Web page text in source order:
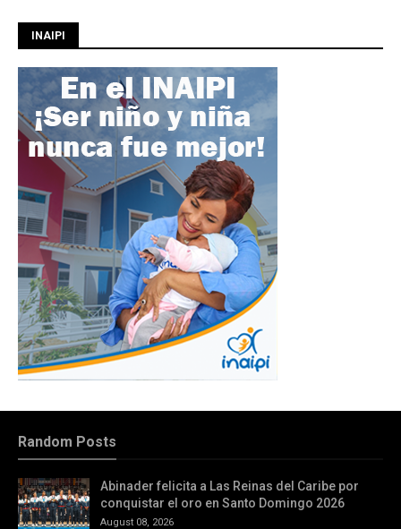
INAIPI
Random Posts
Abinader felicita a Las Reinas del Caribe por
conquistar el oro en Santo Domingo 2026
August 08, 2026